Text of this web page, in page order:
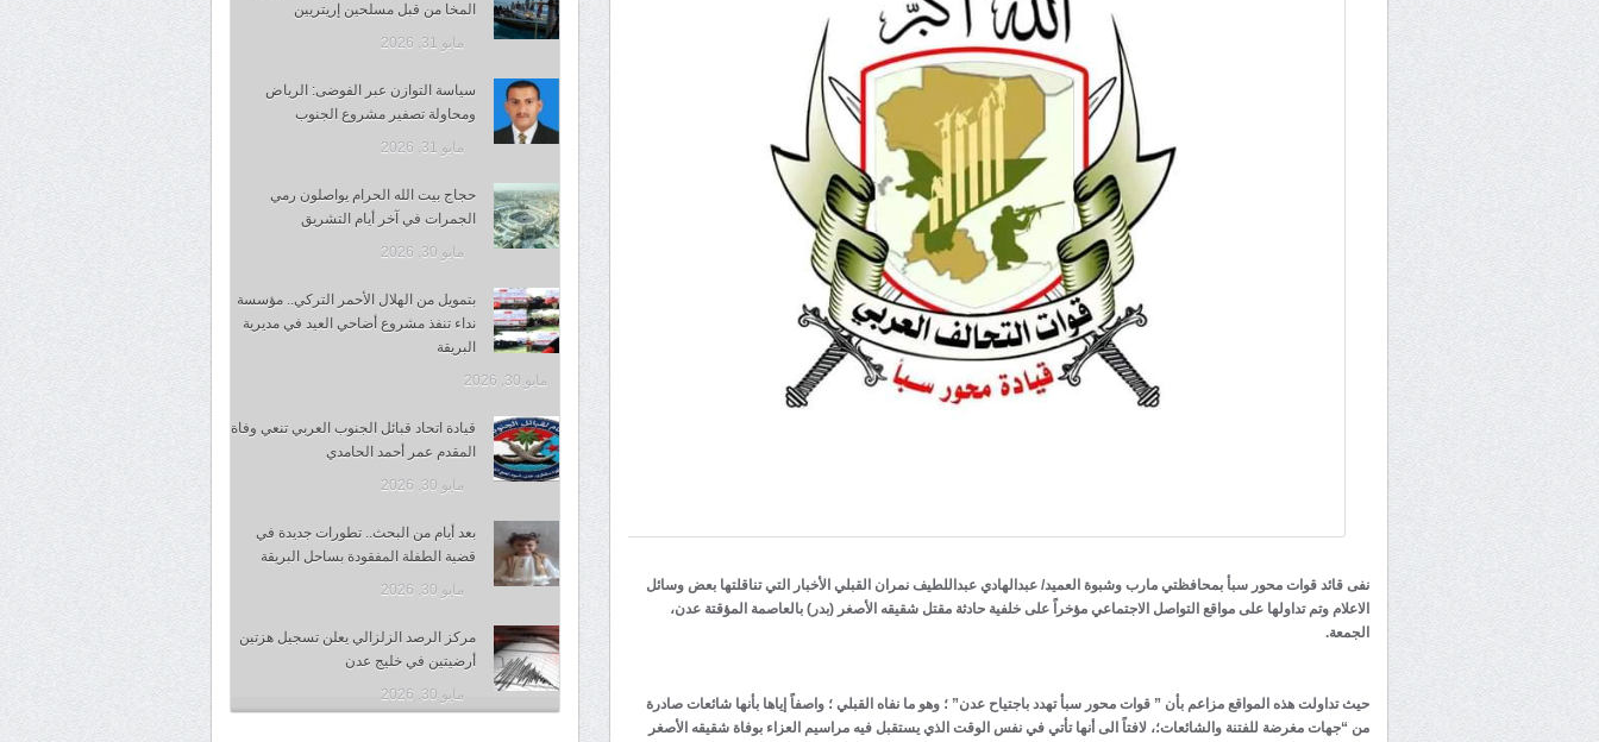
نفى قائد قوات محور سبأ بمحافظتي مارب وشبوة العميد/ عبدالهادي عبداللطيف نمران القبلي الأخبار التي تناقلتها بعض وسائل
الاعلام وتم تداولها على مواقع التواصل الاجتماعي مؤخراً على خلفية حادثة مقتل شقيقه الأصغر (بدر) بالعاصمة المؤقتة عدن،
الجمعة.
حيث تداولت هذه المواقع مزاعم بأن ” قوات محور سبأ تهدد باجتياح عدن” ؛ وهو ما نفاه القبلي ؛ واصفاً إياها بأنها شائعات صادرة
من “جهات مغرضة للفتنة والشائعات؛، لافتاً الى أنها تأتي في نفس الوقت الذي يستقبل فيه مراسيم العزاء بوفاة شقيقه الأصغر
المخا من قبل مسلحين إريتريين
مايو 31, 2026
سياسة التوازن عبر الفوضى: الرياض
ومحاولة تصفير مشروع الجنوب
مايو 31, 2026
حجاج بيت الله الحرام يواصلون رمي
الجمرات في آخر أيام التشريق
مايو 30, 2026
بتمويل من الهلال الأحمر التركي.. مؤسسة
نداء تنفذ مشروع أضاحي العيد في مديرية
البريقة
مايو 30, 2026
قيادة اتحاد قبائل الجنوب العربي تنعي وفاة
المقدم عمر أحمد الحامدي
مايو 30, 2026
بعد أيام من البحث.. تطورات جديدة في
قضية الطفلة المفقودة بساحل البريقة
مايو 30, 2026
مركز الرصد الزلزالي يعلن تسجيل هزتين
أرضيتين في خليج عدن
مايو 30, 2026